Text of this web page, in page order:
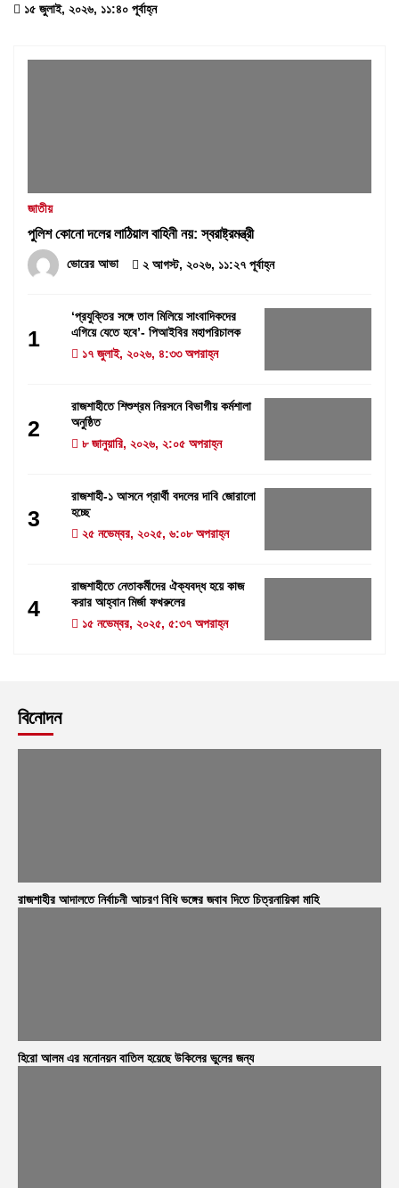
১৫ জুলাই, ২০২৬, ১১:৪০ পূর্বাহ্ন
জাতীয়
পুলিশ কোনো দলের লাঠিয়াল বাহিনী নয়: স্বরাষ্ট্রমন্ত্রী
ভোরের আভা ২ আগস্ট, ২০২৬, ১১:২৭ পূর্বাহ্ন
1
‘প্রযুক্তির সঙ্গে তাল মিলিয়ে সাংবাদিকদের
এগিয়ে যেতে হবে’- পিআইবির মহাপরিচালক
১৭ জুলাই, ২০২৬, ৪:৩৩ অপরাহ্ন
2
রাজশাহীতে শিশুশ্রম নিরসনে বিভাগীয় কর্মশালা
অনুষ্ঠিত
৮ জানুয়ারি, ২০২৬, ২:০৫ অপরাহ্ন
3
রাজশাহী-১ আসনে প্রার্থী বদলের দাবি জোরালো
হচ্ছে
২৫ নভেম্বর, ২০২৫, ৬:০৮ অপরাহ্ন
4
রাজশাহীতে নেতাকর্মীদের ঐক্যবদ্ধ হয়ে কাজ
করার আহ্বান মির্জা ফখরুলের
১৫ নভেম্বর, ২০২৫, ৫:৩৭ অপরাহ্ন
বিনোদন
রাজশাহীর আদালতে নির্বাচনী আচরণ বিধি ভঙ্গের জবাব দিতে চিত্রনায়িকা মাহি
হিরো আলম এর মনোনয়ন বাতিল হয়েছে উকিলের ভুলের জন্য